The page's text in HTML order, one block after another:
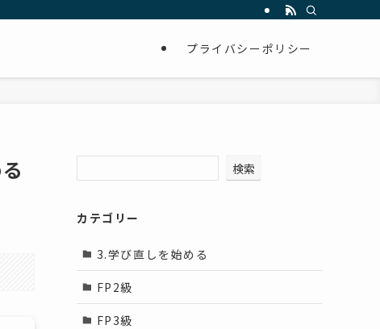
プライバシーポリシー
検索
カテゴリー
3.学び直しを始める
FP2級
FP3級